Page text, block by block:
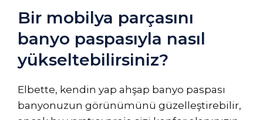
Bir mobilya parçasını
banyo paspasıyla nasıl
yükseltebilirsiniz?
Elbette, kendin yap ahşap banyo paspası
banyonuzun görünümünü güzelleştirebilir,